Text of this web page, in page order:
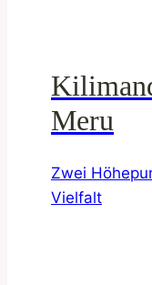
Meru
Zwei
Vielfalt